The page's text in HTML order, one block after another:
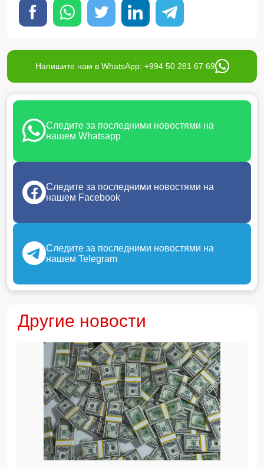
Напишите нам в WhatsApp: +994 50 281 67 69
Следите за последними новостями на
нашем Whatsapp
Следите за последними новостями на
нашем Facebook
Следите за последними новостями на
нашем Telegram
Другие новости